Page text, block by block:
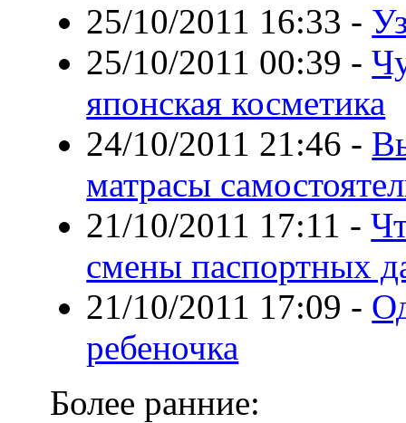
25/10/2011 16:33 -
25/10/2011 00:39 -
японская косметика
24/10/2011 21:46 -
матрасы
21/10/2011 17:11 -
смены паспортных
21/10/2011 17:09 -
ребеночка
Более ранние: